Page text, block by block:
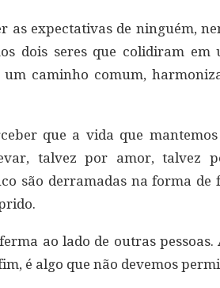
as expectativas de ninguém,
dois seres que colidiram em
caminho comum,
que a vida que
talvez por amor, talvez
são derramadas na forma de
ao lado de outras pessoas.
é algo que não devemos